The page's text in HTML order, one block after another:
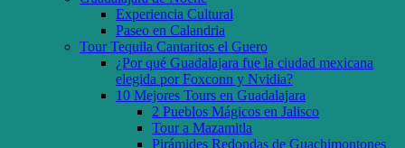
Experiencia Cultural
Paseo en Calandria
Tour Tequila Cantaritos el Guero
¿Por qué Guadalajara fue la ciudad mexicana
elegida por Foxconn y Nvidia?
10 Mejores Tours en Guadalajara
2 Pueblos Mágicos en Jalisco
Tour a Mazamitla
Pirámides Redondas de Guachimontones